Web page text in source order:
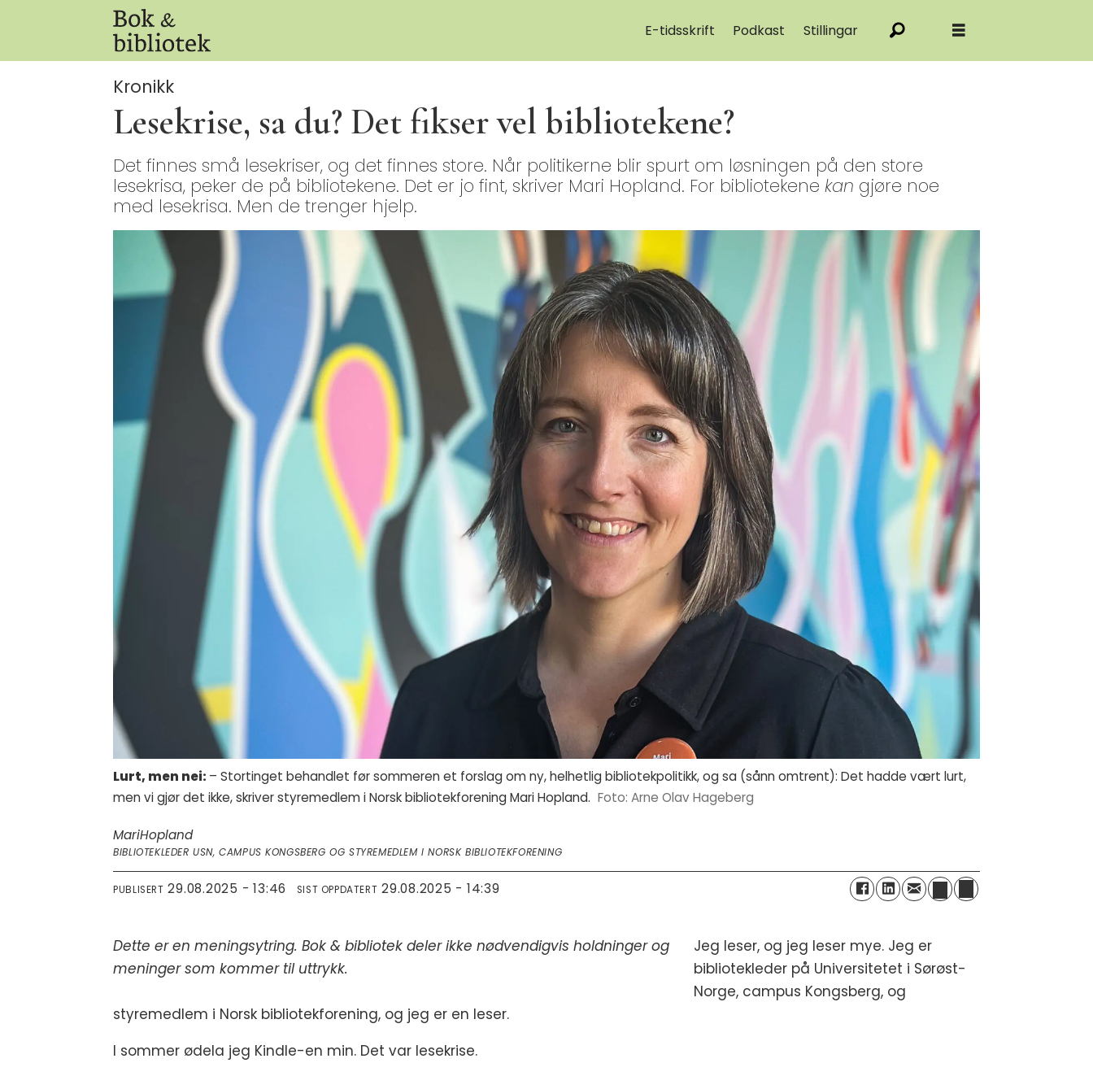
E-tidsskrift Podkast Stillingar
Kronikk
Lesekrise, sa du? Det fikser vel bibliotekene?
Det finnes små lesekriser, og det finnes store. Når politikerne blir spurt om løsningen på den store
lesekrisa, peker de på bibliotekene. Det er jo fint, skriver Mari Hopland. For bibliotekenekan gjøre noe
med lesekrisa. Men de trenger hjelp.
Lurt, men nei: – Stortinget behandlet før sommeren et forslag om ny, helhetlig bibliotekpolitikk, og sa (sånn omtrent): Det hadde vært lurt,
men vi gjør det ikke, skriver styremedlem i Norsk bibliotekforening Mari Hopland.
Arne Olav Hageberg
MariHopland
BIBLIOTEKLEDER USN, CAMPUS KONGSBERG OG STYREMEDLEM I NORSK BIBLIOTEKFORENING
PUBLISERT 29.08.2025 - 13:46 SIST OPPDATERT 29.08.2025 - 14:39
Dette er en meningsytring. Bok & bibliotek deler ikke nødvendigvis holdninger og
meninger som kommer til uttrykk.
Jeg leser, og jeg leser mye. Jeg er
bibliotekleder på Universitetet i Sørøst-
Norge, campus Kongsberg, og
styremedlem i Norsk bibliotekforening, og jeg er en leser.
I sommer ødela jeg Kindle-en min. Det var lesekrise.